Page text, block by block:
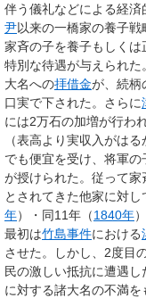
伴う儀礼などによる経済
尹以来の一橋家の養子戦
家斉の子を養子もしく
特別な待遇が与えられた
大名への拝借金が、続柄
口実で下された。さらに
には2万石の加増が行われ
（表高より実収入がはる
でも便宜を受け、将軍
が授けられた。従って
とされてきた他家に対
年）・同11年（1840年
最初は竹島事件における
させた。しかし、2度目
民の激しい抵抗に遭遇
に対する諸大名の不満